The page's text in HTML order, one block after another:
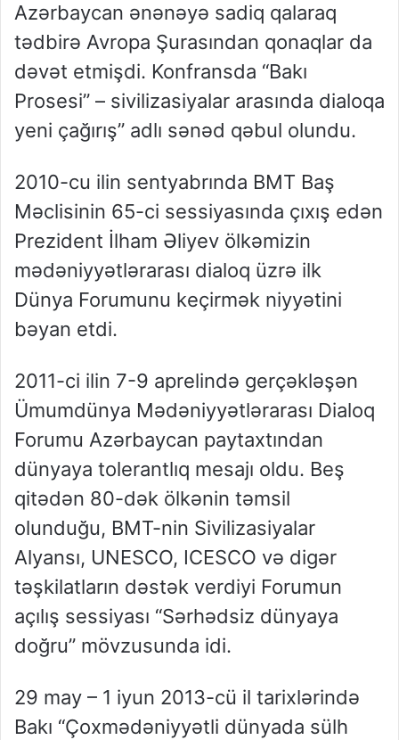
Azərbaycan ənənəyə sadiq qalaraq
tədbirə Avropa Şurasından qonaqlar da
dəvət etmişdi. Konfransda “Bakı
Prosesi” – sivilizasiyalar arasında dialoqa
yeni çağırış” adlı sənəd qəbul olundu.
2010-cu ilin sentyabrında BMT Baş
Məclisinin 65-ci sessiyasında çıxış edən
Prezident İlham Əliyev ölkəmizin
mədəniyyətlərarası dialoq üzrə ilk
Dünya Forumunu keçirmək niyyətini
bəyan etdi.
2011-ci ilin 7-9 aprelində gerçəkləşən
Ümumdünya Mədəniyyətlərarası Dialoq
Forumu Azərbaycan paytaxtından
dünyaya tolerantlıq mesajı oldu. Beş
qitədən 80-dək ölkənin təmsil
olunduğu, BMT-nin Sivilizasiyalar
Alyansı, UNESCO, ICESCO və digər
təşkilatların dəstək verdiyi Forumun
açılış sessiyası “Sərhədsiz dünyaya
doğru” mövzusunda idi.
29 may – 1 iyun 2013-cü il tarixlərində
Bakı “Çoxmədəniyyətli dünyada sülh